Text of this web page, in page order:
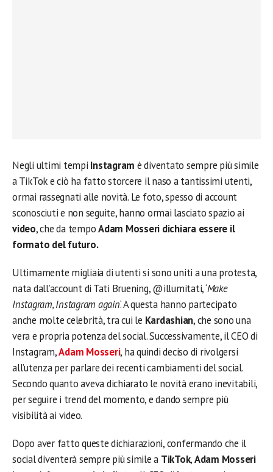
Negli ultimi tempi Instagram è diventato sempre più simile
a TikTok e ciò ha fatto storcere il naso a tantissimi utenti,
ormai rassegnati alle novità. Le foto, spesso di account
sconosciuti e non seguite, hanno ormai lasciato spazio ai
video, che da tempoAdam Mosseri dichiara essere il
formato del futuro.
Ultimamente migliaia di utenti si sono uniti a una protesta,
nata dall’account di Tati Bruening, @illumitati, ‘Make
Instagram, Instagram again‘. A questa hanno partecipato
anche molte celebrità, tra cui le Kardashian, che sono una
vera e propria potenza del social. Successivamente, il CEO di
Instagram,Adam Mosseri, ha quindi deciso di rivolgersi
all’utenza per parlare dei recenti cambiamenti del social.
Secondo quanto aveva dichiarato le novità erano inevitabili,
per seguire i trend del momento, e dando sempre più
visibilità ai video.
Dopo aver fatto queste dichiarazioni, confermando che il
social diventerà sempre più simile a TikTok,Adam Mosseri